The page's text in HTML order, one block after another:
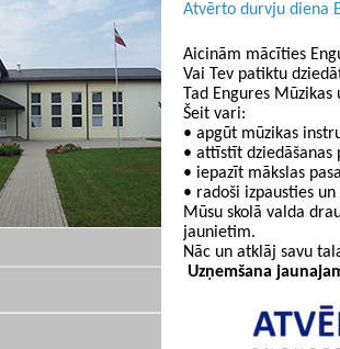
Atvērto durvju diena
Aicinām mācīties
Vai Tev patiktu
Tad Engures
Šeit vari:
• apgūt mūzikas
• attīstīt dziedāšanas
• iepazīt mākslas
• radoši izpausties
Mūsu skolā valda
jaunietim.
Nāc un atklāj savu
Uzņemšana